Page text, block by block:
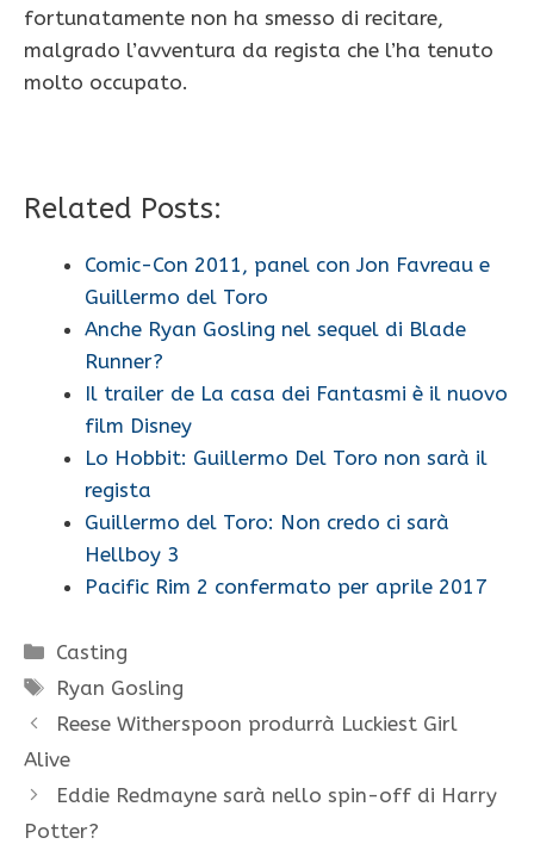
fortunatamente non ha smesso di recitare,
malgrado l’avventura da regista che l’ha tenuto
molto occupato.
Related Posts:
Comic-Con 2011, panel con Jon Favreau e
Guillermo del Toro
Anche Ryan Gosling nel sequel di Blade
Runner?
Il trailer de La casa dei Fantasmi è il nuovo
film Disney
Lo Hobbit: Guillermo Del Toro non sarà il
regista
Guillermo del Toro: Non credo ci sarà
Hellboy 3
Pacific Rim 2 confermato per aprile 2017
Categorie
Casting
Tag
Ryan Gosling
Reese Witherspoon produrrà Luckiest Girl
Alive
Eddie Redmayne sarà nello spin-off di Harry
Potter?